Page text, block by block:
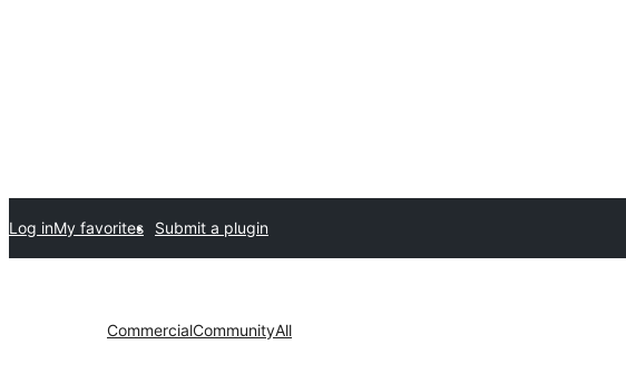
Submit a plugin
My favorites
Log in
All
Community
Commercial